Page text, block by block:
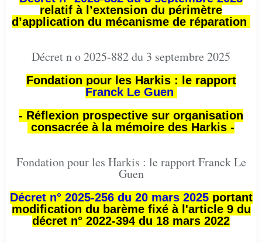
relatif à l’extension du périmètre
d’application du mécanisme de réparation
Décret n o 2025-882 du 3 septembre 2025
Fondation pour les Harkis : le rapport
Franck Le Guen
- Réflexion prospective sur organisation
consacrée à la mémoire des Harkis -
Fondation pour les Harkis : le rapport Franck Le
Guen
Décret n° 2025-256 du 20 mars 2025portant
modification du barème fixé à l'article 9 du
décret n° 2022-394 du 18 mars 2022